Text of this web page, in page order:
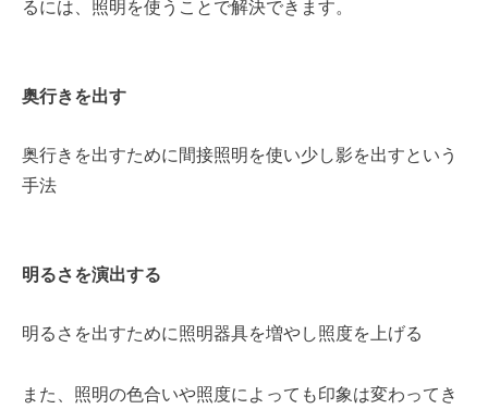
るには、照明を使うことで解決できます。
奥行きを出す
奥行きを出すために間接照明を使い少し影を出すという
手法
明るさを演出する
明るさを出すために照明器具を増やし照度を上げる
また、照明の色合いや照度によっても印象は変わってき